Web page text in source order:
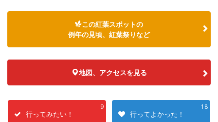
この紅葉スポットの
例年の見頃、紅葉祭りなど
地図、アクセスを見る
9
行ってみたい！
18
行ってよかった！